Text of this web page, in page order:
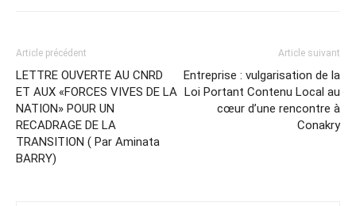
Article précédent
LETTRE OUVERTE AU CNRD
ET AUX «FORCES VIVES DE LA
NATION» POUR UN
RECADRAGE DE LA
TRANSITION ( Par Aminata
BARRY)
Article suivant
Entreprise : vulgarisation de la
Loi Portant Contenu Local au
cœur d’une rencontre à
Conakry